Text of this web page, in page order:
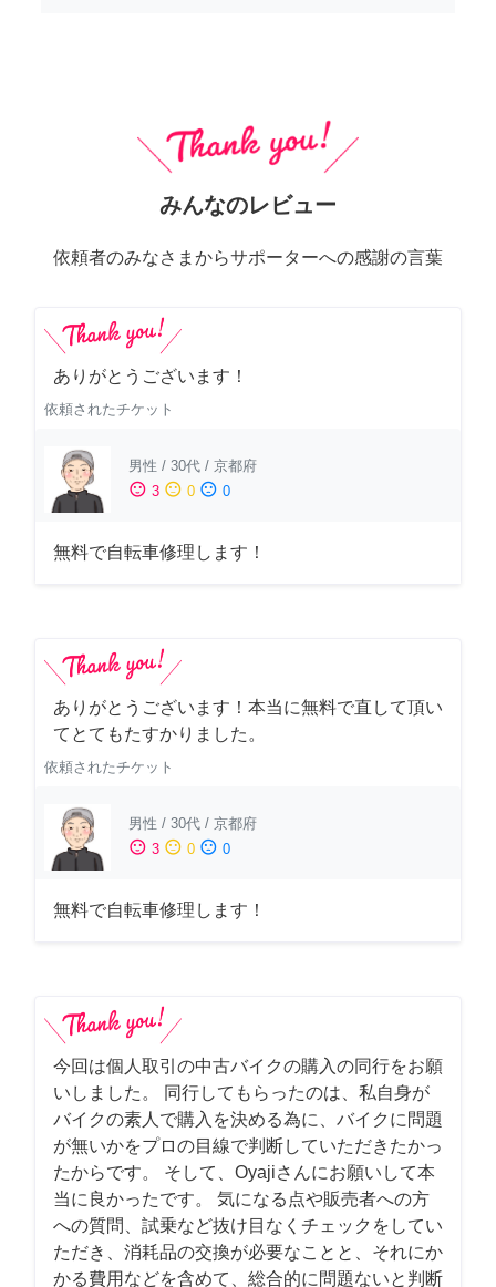
みんなのレビュー
依頼者のみなさまからサポーターへの感謝の言葉
ありがとうございます！
依頼されたチケット
男性 / 30代 / 京都府
sentiment_satisfied 3 sentiment_neutral 0 sentiment_dissatisfied 0
無料で自転車修理します！
ありがとうございます！本当に無料で直して頂い
てとてもたすかりました。
依頼されたチケット
男性 / 30代 / 京都府
sentiment_satisfied 3 sentiment_neutral 0 sentiment_dissatisfied 0
無料で自転車修理します！
今回は個人取引の中古バイクの購入の同行をお願
いしました。 同行してもらったのは、私自身が
バイクの素人で購入を決める為に、バイクに問題
が無いかをプロの目線で判断していただきたかっ
たからです。 そして、Oyajiさんにお願いして本
当に良かったです。 気になる点や販売者への方
への質問、試乗など抜け目なくチェックをしてい
ただき、消耗品の交換が必要なことと、それにか
かる費用などを含めて、総合的に問題ないと判断